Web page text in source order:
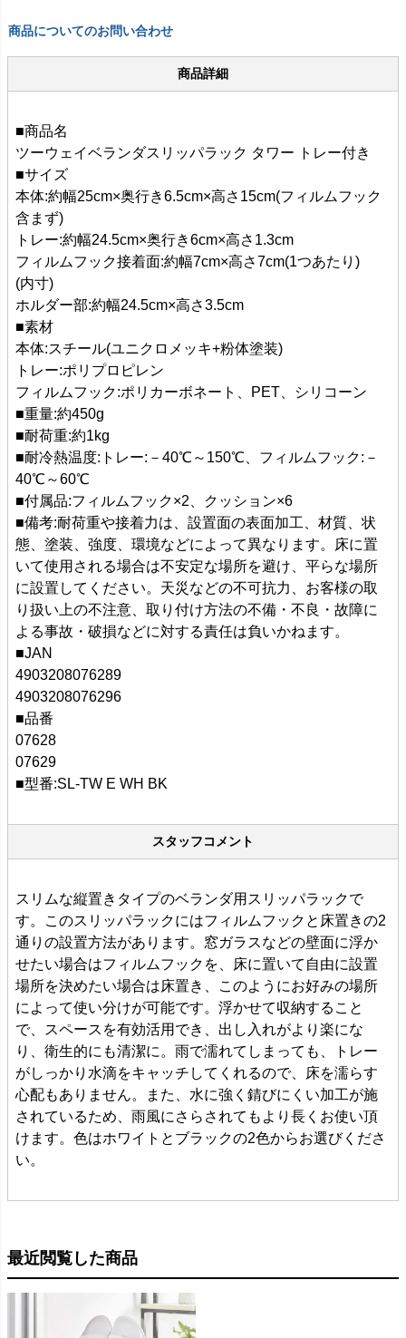
商品についてのお問い合わせ
商品詳細
■商品名
ツーウェイベランダスリッパラック タワー トレー付き
■サイズ
本体:約幅25cm×奥行き6.5cm×高さ15cm(フィルムフック
含まず)
トレー:約幅24.5cm×奥行き6cm×高さ1.3cm
フィルムフック接着面:約幅7cm×高さ7cm(1つあたり)
(内寸)
ホルダー部:約幅24.5cm×高さ3.5cm
■素材
本体:スチール(ユニクロメッキ+粉体塗装)
トレー:ポリプロピレン
フィルムフック:ポリカーボネート、PET、シリコーン
■重量:約450g
■耐荷重:約1kg
■耐冷熱温度:トレー:－40℃～150℃、フィルムフック:－
40℃～60℃
■付属品:フィルムフック×2、クッション×6
■備考:耐荷重や接着力は、設置面の表面加工、材質、状
態、塗装、強度、環境などによって異なります。床に置
いて使用される場合は不安定な場所を避け、平らな場所
に設置してください。天災などの不可抗力、お客様の取
り扱い上の不注意、取り付け方法の不備・不良・故障に
よる事故・破損などに対する責任は負いかねます。
■JAN
4903208076289
4903208076296
■品番
07628
07629
■型番:SL-TW E WH BK
スタッフコメント
スリムな縦置きタイプのベランダ用スリッパラックで
す。このスリッパラックにはフィルムフックと床置きの2
通りの設置方法があります。窓ガラスなどの壁面に浮か
せたい場合はフィルムフックを、床に置いて自由に設置
場所を決めたい場合は床置き、このようにお好みの場所
によって使い分けが可能です。浮かせて収納すること
で、スペースを有効活用でき、出し入れがより楽にな
り、衛生的にも清潔に。雨で濡れてしまっても、トレー
がしっかり水滴をキャッチしてくれるので、床を濡らす
心配もありません。また、水に強く錆びにくい加工が施
されているため、雨風にさらされてもより長くお使い頂
けます。色はホワイトとブラックの2色からお選びくださ
い。
最近閲覧した商品